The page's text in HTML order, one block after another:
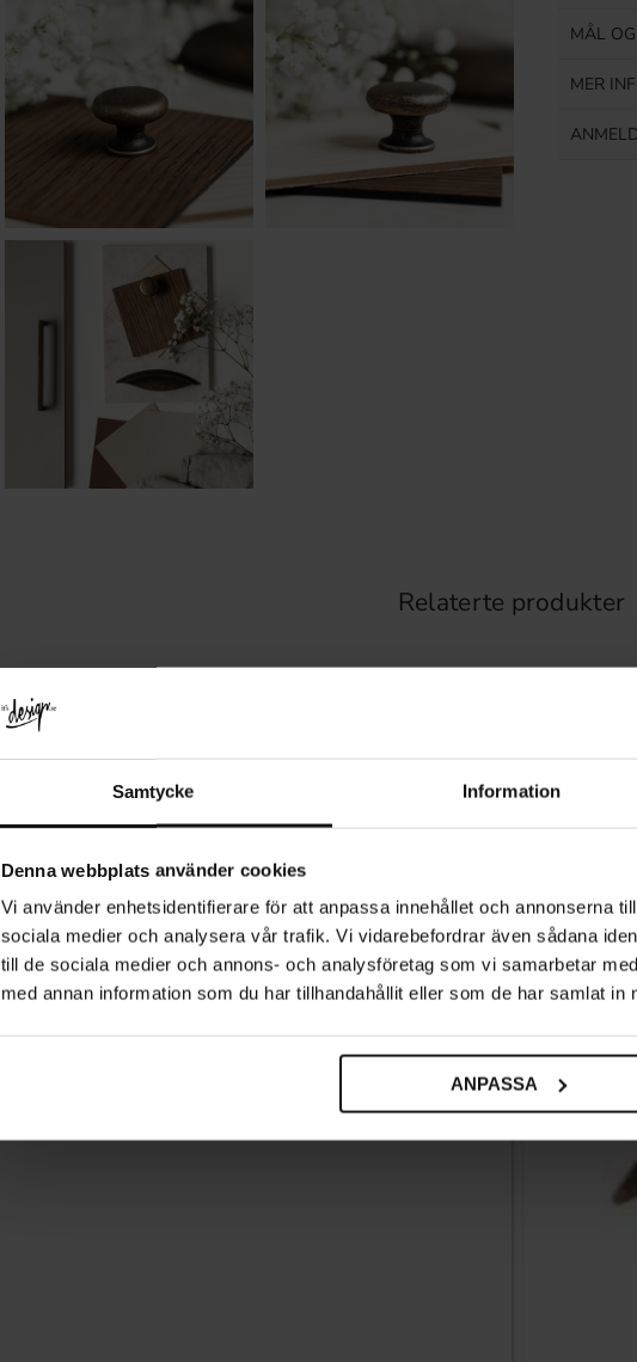
Samtycke Information
Denna webbplats använder cookies
Vi använder enhetsidentifierare för att anpassa innehållet och annonserna
sociala medier och analysera vår trafik. Vi vidarebefordrar även sådana
till de sociala medier och annons- och analysföretag som vi samarbetar
med annan information som du har tillhandahållit eller som de har samlat in
ANPASSA
MÅL
MER
Relaterte produkter